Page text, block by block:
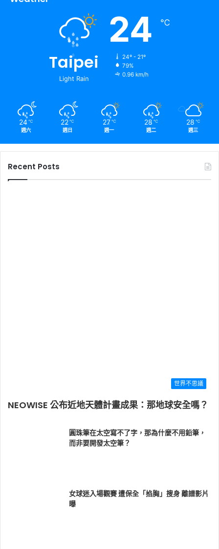
Taipei
Light Rain
24 ℃
24º - 21º
79%
0.96 km/h
24 ℃
週六
22 ℃
週日
27 ℃
週一
28 ℃
週二
28 ℃
週三
Recent Posts
世界不思議
NEOWISE 公布近地天體計畫成果：那地球安全嗎？
圓珠筆在太空寫不了字，那為什麼不用鉛筆，
而非要開發太空筆？
女球迷入場觀賽 遭保全「掐胸」搜身 離譜影片
曝